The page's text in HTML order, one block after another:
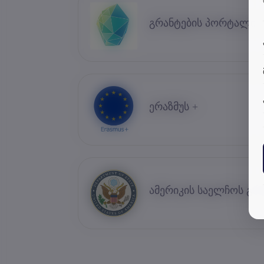
გრანტების პორტალი
ერაზმუს +
ამერიკის საელჩოს